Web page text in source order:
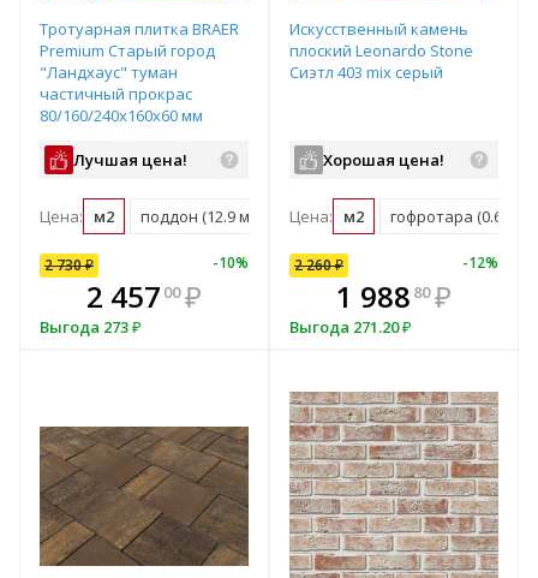
Тротуарная плитка BRAER
Premium Старый город
"Ландхаус" туман
частичный прокрас
80/160/240х160х60 мм
Лучшая цена!
Цена: м2 поддон (12.9 м2)
2 730₽ -10%
2 457 00 ₽
Выгода 273₽
В комплекте
всегда выгоднее!
Искусственный камень
плоский Leonardo Stone
Сиэтл 403 mix серый
Хорошая цена!
Цена: м2 гофротара (0.63 м2)
9% 2 260 -
1 98880
Выгода271.20
2 260₽ -12%
1 988 80 ₽
Выгода 271.20₽